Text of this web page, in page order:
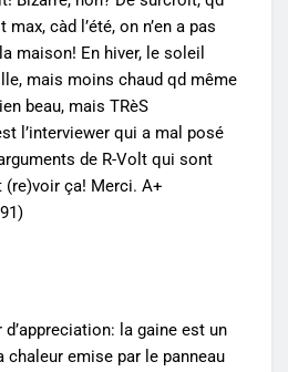
càd l’été, on n’en a pas
maison! En hiver, le soleil
mais moins chaud qd même
beau, mais TRèS
l’interviewer qui a mal posé
de R-Volt qui sont
ça! Merci. A+
la gaine est un
emise par le panneau